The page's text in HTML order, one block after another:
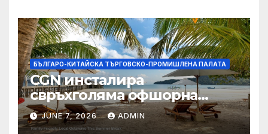
БЪЛГАРО-КИТАЙСКА ТЪРГОВСКО-ПРОМИШЛЕНА ПАЛАТА
CGN инсталира
свръхголяма офшорна
вятърна турбина с мощност
18 MW в Гуангдонг
JUNE 7, 2026 ADMIN